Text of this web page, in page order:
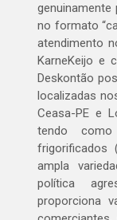
no formato
atendimento
KarneKeijo e
Deskontão
localizadas
Ceasa-PE e
tendo
frigorificados
ampla
política
proporciona